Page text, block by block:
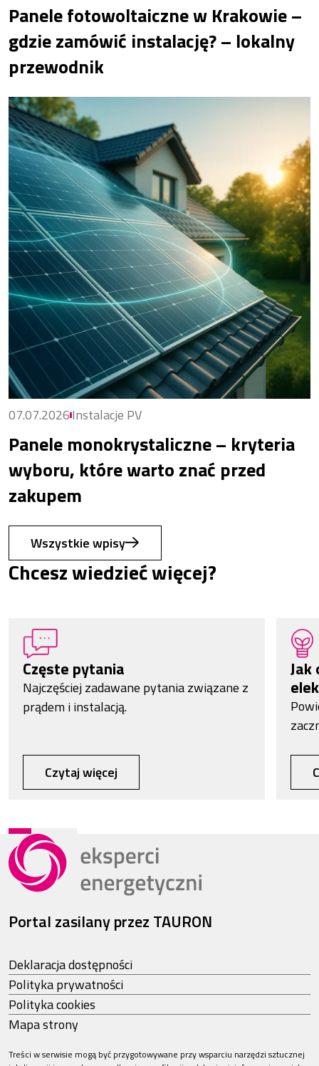
Panele fotowoltaiczne w Krakowie –
gdzie zamówić instalację? – lokalny
przewodnik
07.07.2026Instalacje PV
Panele monokrystaliczne – kryteria
wyboru, które warto znać przed
zakupem
Wszystkie wpisy
Chcesz wiedzieć więcej?
Częste pytania
Najczęściej zadawane pytania związane z
prądem i instalacją.
Czytaj więcej
Jak
Portal zasilany przez TAURON
Deklaracja dostępności
Polityka prywatności
Polityka cookies
Mapa strony
Treści w serwisie mogą być przygotowywane przy wsparciu narzędzi sztucznej